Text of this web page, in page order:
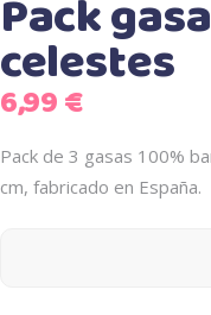
Pack
celestes
6,99€
Pack de 3 gasas 100%
cm, fabricado en España.